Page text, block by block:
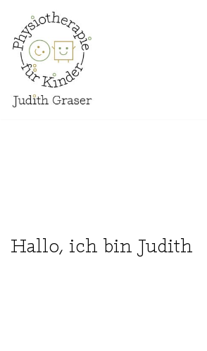
Zum
Inhalt
springen
Hallo, ich bin Judith